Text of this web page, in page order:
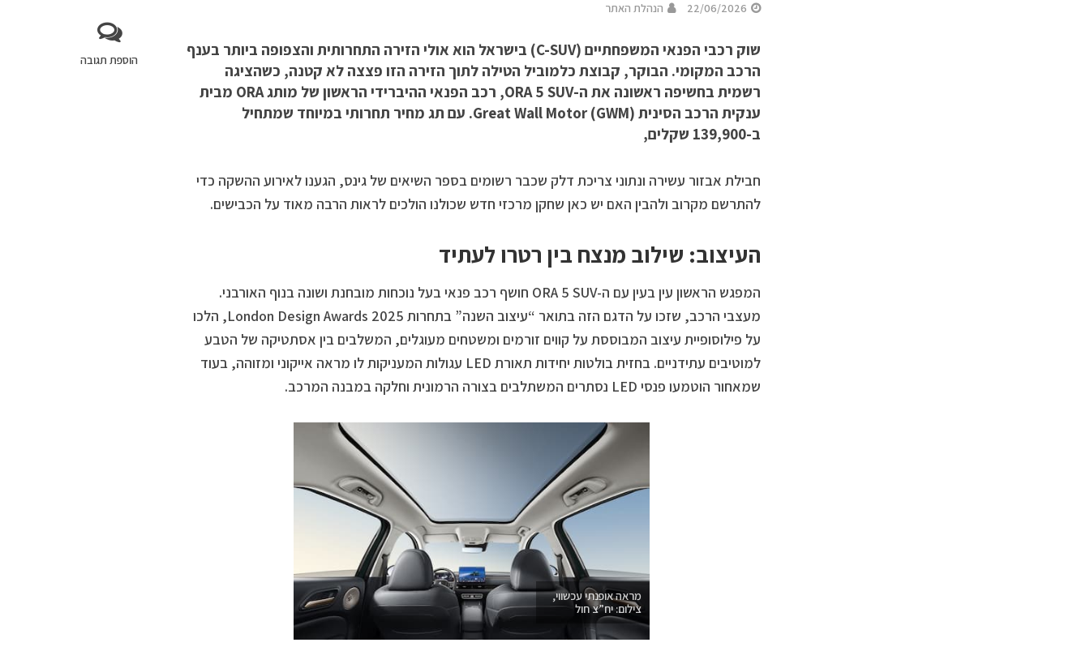
הוספת תגובה
22/06/2026 הנהלת האתר
שוק רכבי הפנאי המשפחתיים (C-SUV) בישראל הוא אולי הזירה התחרותית והצפופה ביותר בענף
הרכב המקומי. הבוקר, קבוצת כלמוביל הטילה לתוך הזירה הזו פצצה לא קטנה, כשהציגה
רשמית בחשיפה ראשונה את ה-ORA 5 SUV, רכב הפנאי ההיברידי הראשון של מותג ORA מבית
ענקית הרכב הסינית Great Wall Motor (GWM). עם תג מחיר תחרותי במיוחד שמתחיל
ב-139,900 שקלים,
חבילת אבזור עשירה ונתוני צריכת דלק שכבר רשומים בספר השיאים של גינס, הגענו לאירוע ההשקה כדי
להתרשם מקרוב ולהבין האם יש כאן שחקן מרכזי חדש שכולנו הולכים לראות הרבה מאוד על הכבישים.
העיצוב: שילוב מנצח בין רטרו לעתיד
המפגש הראשון עין בעין עם ה-ORA 5 SUV חושף רכב פנאי בעל נוכחות מובחנת ושונה בנוף האורבני.
מעצבי הרכב, שזכו על הדגם הזה בתואר “עיצוב השנה” בתחרות London Design Awards 2025, הלכו
על פילוסופיית עיצוב המבוססת על קווים זורמים ומשטחים מעוגלים, המשלבים בין אסתטיקה של הטבע
למוטיבים עתידניים. בחזית בולטות יחידות תאורת LED עגולות המעניקות לו מראה אייקוני ומזוהה, בעוד
שמאחור הוטמעו פנסי LED נסתרים המשתלבים בצורה הרמונית וחלקה במבנה המרכב.
מראה אופנתי עכשווי,
צילום: יח”צ חול